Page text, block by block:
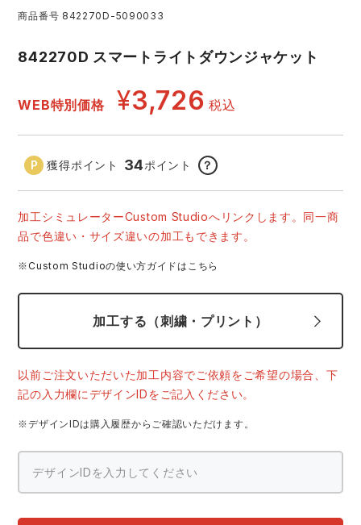
刺繍・プリント加工対象商品
TSDESIGN ランキング
ジーベック ランキング
作業着
ファン付きウェア
防寒
カジュアル
ムービンカット
タカヤ商事
サーヴォ セロリー 大阪支店
アタックベース サンエス
中塚被服 イーブンリバー
商品番号 842270D-5090033
842270D スマートライトダウンジャケット
WEB特別価格 ¥3,726 税込
獲得ポイント 34ポイント ？
加工シミュレーターCustom Studioへリンクします。同一商
品で色違い・サイズ違いの加工もできます。
※Custom Studioの使い方ガイドはこちら
加工する（刺繍・プリント）
以前ご注文いただいた加工内容でご依頼をご希望の場合、下
記の入力欄にデザインIDをご記入ください。
※デザインIDは購入履歴からご確認いただけます。